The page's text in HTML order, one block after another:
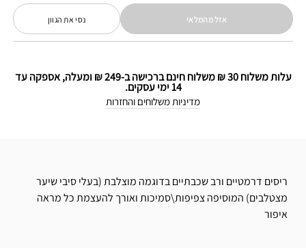
אזל מהמלאי נסי את הגוון
עלות משלוח 30 ₪ משלוח חינם ברכישה ב-249 ₪ ומעלה, אספקה עד
14 ימי עסקים.
מדיניות משלוחים והחזרות
ריסים דרמטיים ורב שכבתיים בדוגמה מוצלבת (בעלי סיבי שיער
מצטלבים) המוסיפה צפיפות\סמיכות ואורך להעצמת כל מראה
איפור